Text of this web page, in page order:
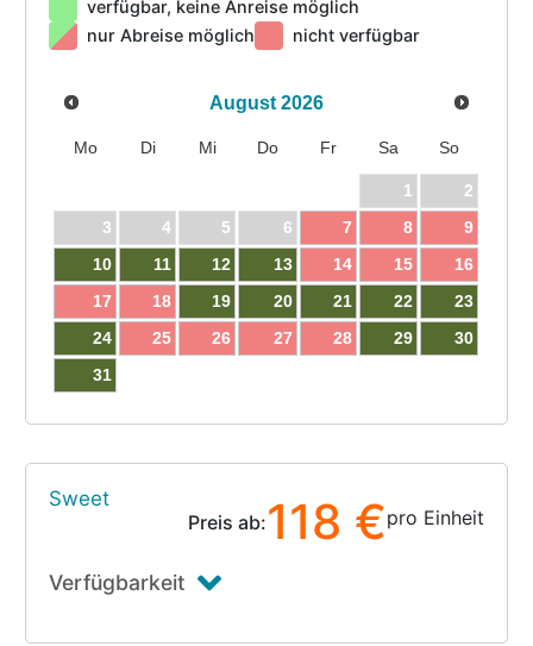
verfügbar, keine Anreise möglich
nur Abreise möglich
nicht verfügbar
August 2026
Mo Di Mi Do Fr Sa So
1
2
3
4 5 6 7 8
9
10
11 12 13 14 15
16
17
18 19 20 21 22
23
24
25 26 27 28 29
30
31
Sweet
Preis ab:118 €pro Einheit
Verfügbarkeit